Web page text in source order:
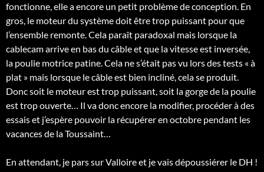
fonctionne, elle a encore un petit problème de conception. En
gros, le moteur du système doit être trop puissant pour que
l’ensemble remonte. Cela paraît paradoxal mais lorsque la
cablecam arrive en bas du câble et que la vitesse est inversée,
la poulie motrice patine. Cela ne s’était pas vu lors des tests « à
plat » mais lorsque le câble est bien incliné, cela se produit.
Donc soit le moteur est trop puissant, soit la gorge de la poulie
est trop ouverte… Il va donc encore la modifier, procéder à des
essais et j’espère pouvoir la récupérer en octobre pendant les
vacances de la Toussaint…
En attendant, je pars sur Valloire et je vais dépoussiérer le DH !